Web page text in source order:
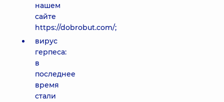
нашем
сайте
https://dobrobut.com/;
вирус
герпеса:
в
последнее
время
стали